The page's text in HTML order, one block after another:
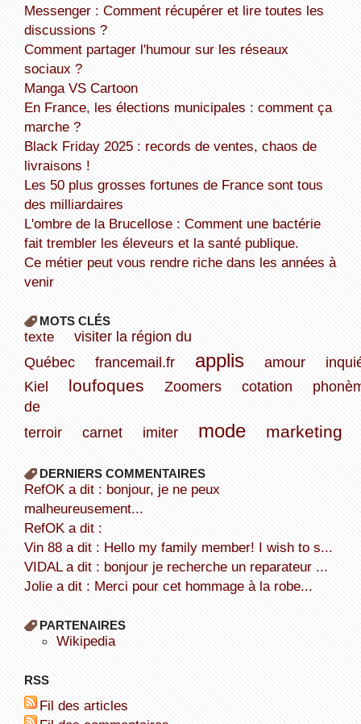
Messenger : Comment récupérer et lire toutes les
discussions ?
Comment partager l'humour sur les réseaux
sociaux ?
Manga VS Cartoon
En France, les élections municipales : comment ça
marche ?
Black Friday 2025 : records de ventes, chaos de
livraisons !
Les 50 plus grosses fortunes de France sont tous
des milliardaires
L'ombre de la Brucellose : Comment une bactérie
fait trembler les éleveurs et la santé publique.
Ce métier peut vous rendre riche dans les années à
venir
MOTS CLÉS
texte
visiter la région du
Québec
francemail.fr applis amour
Kiel
loufoques Zoomers cotation
de
terroir
carnet imiter mode marketing
DERNIERS COMMENTAIRES
refOK a dit : bonjour, je ne peux
malheureusement...
refOK a dit :
Vin 88 a dit : Hello my family member! I wish to s...
VIDAL a dit : bonjour je recherche un reparateur ...
Jolie a dit : Merci pour cet hommage à la robe...
PARTENAIRES
wikipedia
RSS
Fil des articles